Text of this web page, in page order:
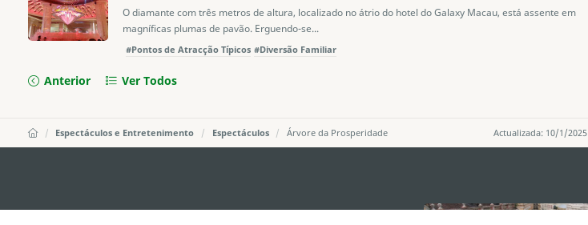
O diamante com três metros de altura, localizado no átrio do hotel do Galaxy Macau, está assente em
magníficas plumas de pavão. Erguendo-se...
#Pontos de Atracção Típicos #Diversão Familiar
Anterior Ver Todos
Actualizada: 10/1/2025
Espectáculos e Entretenimento Espectáculos Árvore da Prosperidade